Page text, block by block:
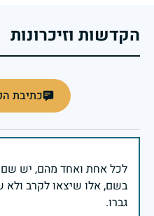
הקדשות וזיכרונות
כתיבת
בשם, אלו שיצאו לקרב ולא